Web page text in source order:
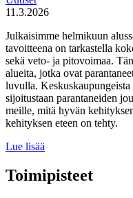
11.3.2026
Julkaisimme helmikuun
tavoitteena on tarkastella
sekä veto- ja pitovoimaa.
alueita, jotka ovat
luvulla.
sijoitustaan parantaneiden
meille, mitä hyvän
kehityksen eteen on tehty.
Lue lisää
ja
kehyskunnat
Toimipisteet